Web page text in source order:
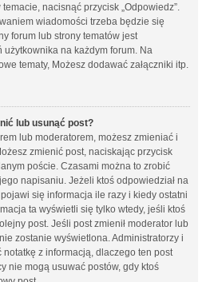
nacisnąć przycisk „Odpowiedz”.
wiadomości trzeba będzie się
forum lub strony tematów jest
na każdym forum. Na
tematy, Możesz dodawać załączniki itp.
lub usunąć post?
lub moderatorem, możesz zmieniać i
zmienić post, naciskając przycisk
poście. Czasami można to zrobić
napisaniu. Jeżeli ktoś odpowiedział na
się informacja ile razy i kiedy ostatni
ta wyświetli się tylko wtedy, jeśli ktoś
post. Jeśli post zmienił moderator lub
zostanie wyświetlona. Administratorzy i
z informacją, dlaczego ten post
nie mogą usuwać postów, gdy ktoś